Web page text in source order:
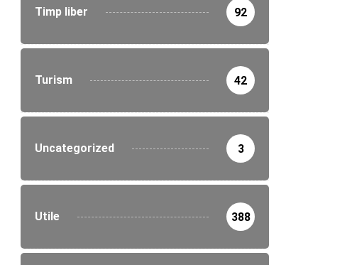
Timp liber 92
Turism 42
Uncategorized 3
Utile 388